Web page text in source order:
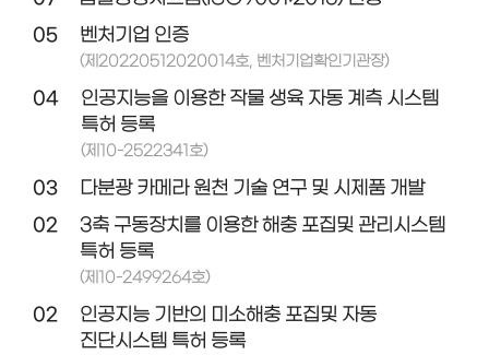
05
벤처기업 인증
(제20220512020014호, 벤처기업확인기관장)
04
인공지능을 이용한 작물 생육 자동 계측 시스템
특허 등록
(제10-2522341호)
03
다분광 카메라 원천 기술 연구 및 시제품 개발
02
3축 구동장치를 이용한 해충 포집및 관리시스템
특허 등록
(제10-2499264호)
02
인공지능 기반의 미소해충 포집및 자동
진단시스템 특허 등록